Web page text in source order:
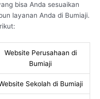
bisa Anda sesuaikan
layanan Anda di Bumiaji.
Website Perusahaan di
Bumiaji
Sekolah di Bumiaji